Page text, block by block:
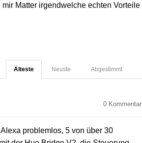
Matter irgendwelche echten Vorteile
Abgestimmt
Neuste
Älteste
0 Kommentar
problemlos, 5 von über 30